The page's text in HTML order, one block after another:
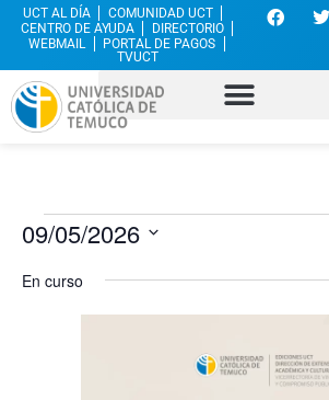
UCT AL DÍA
COMUNIDAD UCT
CENTRO DE AYUDA
DIRECTORIO
WEBMAIL
PORTAL DE PAGOS
TVUCT
09/05/2026
la
fecha.
En curso